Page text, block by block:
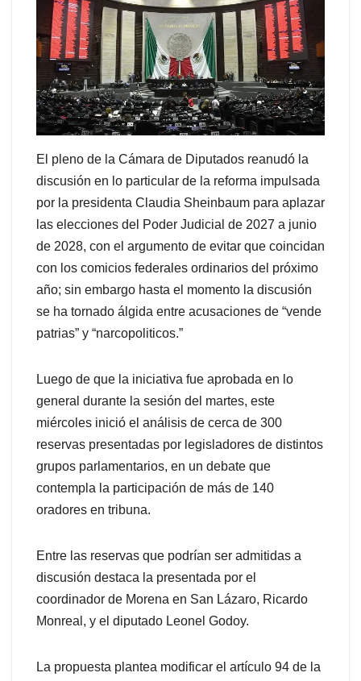
El pleno de la Cámara de Diputados reanudó la
discusión en lo particular de la reforma impulsada
por la presidenta Claudia Sheinbaum para aplazar
las elecciones del Poder Judicial de 2027 a junio
de 2028, con el argumento de evitar que coincidan
con los comicios federales ordinarios del próximo
año; sin embargo hasta el momento la discusión
se ha tornado álgida entre acusaciones de “vende
patrias” y “narcopoliticos.”
Luego de que la iniciativa fue aprobada en lo
general durante la sesión del martes, este
miércoles inició el análisis de cerca de 300
reservas presentadas por legisladores de distintos
grupos parlamentarios, en un debate que
contempla la participación de más de 140
oradores en tribuna.
Entre las reservas que podrían ser admitidas a
discusión destaca la presentada por el
coordinador de Morena en San Lázaro, Ricardo
Monreal, y el diputado Leonel Godoy.
La propuesta plantea modificar el artículo 94 de la